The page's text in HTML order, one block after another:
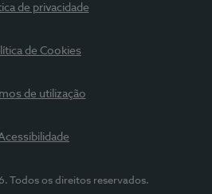
de privacidade
de Cookies
de utilização
Todos os direitos reservados.